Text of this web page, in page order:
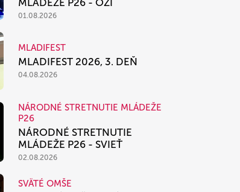
MLÁDEŽE P26 - OŽI
01.08.2026
MLADIFEST
MLADIFEST 2026, 3. DEŇ
04.08.2026
NÁRODNÉ STRETNUTIE MLÁDEŽE
P26
NÁRODNÉ STRETNUTIE
MLÁDEŽE P26 - SVIEŤ
02.08.2026
SVÄTÉ OMŠE